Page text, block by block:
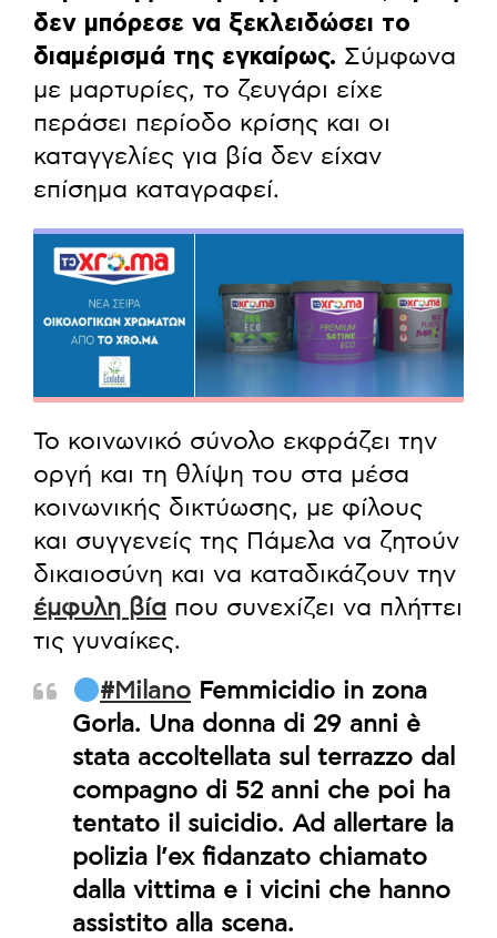
δεν μπόρεσε να ξεκλειδώσει το
διαμέρισμά της εγκαίρως. Σύμφωνα
με μαρτυρίες, το ζευγάρι είχε
περάσει περίοδο κρίσης και οι
καταγγελίες για βία δεν είχαν
επίσημα καταγραφεί.
Το κοινωνικό σύνολο εκφράζει την
οργή και τη θλίψη του στα μέσα
κοινωνικής δικτύωσης, με φίλους
και συγγενείς της Πάμελα να ζητούν
δικαιοσύνη και να καταδικάζουν την
έμφυλη βία που συνεχίζει να πλήττει
τις γυναίκες.
#Milano Femmicidio in zona
Gorla. Una donna di 29 anni è
stata accoltellata sul terrazzo dal
compagno di 52 anni che poi ha
tentato il suicidio. Ad allertare la
polizia l’ex fidanzato chiamato
dalla vittima e i vicini che hanno
assistito alla scena.